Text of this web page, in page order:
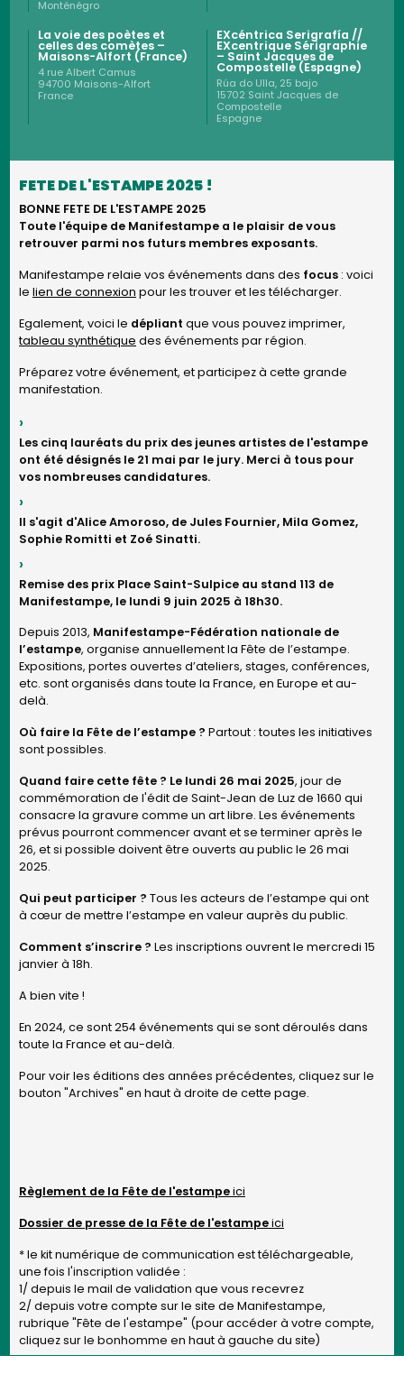
FETE DE L'ESTAMPE 2025 !
BONNE FETE DE L'ESTAMPE 2025
Toute l'équipe de Manifestampe a le plaisir de vous
retrouver parmi nos futurs membres exposants.
Manifestampe relaie vos événements dans des focus : voici
le lien de connexion pour les trouver et les télécharger.
Egalement, voici le dépliant que vous pouvez imprimer,
tableau synthétique des événements par région.
Préparez votre événement, et participez à cette grande
manifestation.
Les cinq lauréats du prix des jeunes artistes de l'estampe
ont été désignés le 21 mai par le jury. Merci à tous pour
vos nombreuses candidatures.
Il s'agit d'Alice Amoroso, de Jules Fournier, Mila Gomez,
Sophie Romitti et Zoé Sinatti.
Remise des prix Place Saint-Sulpice au stand 113 de
Manifestampe, le lundi 9 juin 2025 à 18h30.
Depuis 2013, Manifestampe-Fédération nationale de
l’estampe, organise annuellement la Fête de l’estampe.
Expositions, portes ouvertes d’ateliers, stages, conférences,
etc. sont organisés dans toute la France, en Europe et au-
delà.
Où faire la Fête de l’estampe ? Partout : toutes les initiatives
sont possibles.
Quand faire cette fête ? Le lundi 26 mai 2025, jour de
commémoration de l'édit de Saint-Jean de Luz de 1660 qui
consacre la gravure comme un art libre. Les événements
prévus pourront commencer avant et se terminer après le
26, et si possible doivent être ouverts au public le 26 mai
2025.
Qui peut participer ? Tous les acteurs de l’estampe qui ont
à cœur de mettre l’estampe en valeur auprès du public.
Comment s’inscrire ? Les inscriptions ouvrent le mercredi 15
janvier à 18h.
A bien vite !
En 2024, ce sont 254 événements qui se sont déroulés dans
toute la France et au-delà.
Pour voir les éditions des années précédentes, cliquez sur le
bouton "Archives" en haut à droite de cette page.
Règlement de la Fête de l'estampeici
Dossier de presse de la Fête de l'estampeici
* le kit numérique de communication est téléchargeable,
une fois l'inscription validée :
1/ depuis le mail de validation que vous recevrez
2/ depuis votre compte sur le site de Manifestampe,
rubrique "Fête de l'estampe" (pour accéder à votre compte,
cliquez sur le bonhomme en haut à gauche du site)
Monténégro
La voie des poètes et
celles des comètes –
Maisons-Alfort (France)
4 rue Albert Camus
94700 Maisons-Alfort
France
EXcéntrica Serigrafía //
EXcentrique Sérigraphie
– Saint Jacques de
Compostelle (Espagne)
Rúa do Ulla, 25 bajo
15702 Saint Jacques de
Compostelle
Espagne